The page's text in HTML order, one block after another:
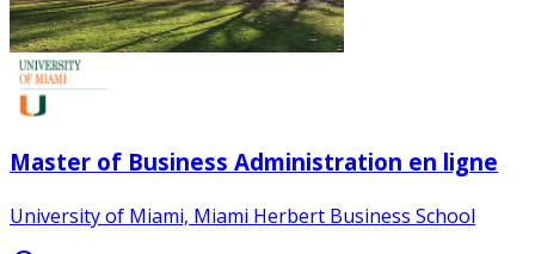
Master of Business Administration en ligne
University of Miami, Miami Herbert Business School